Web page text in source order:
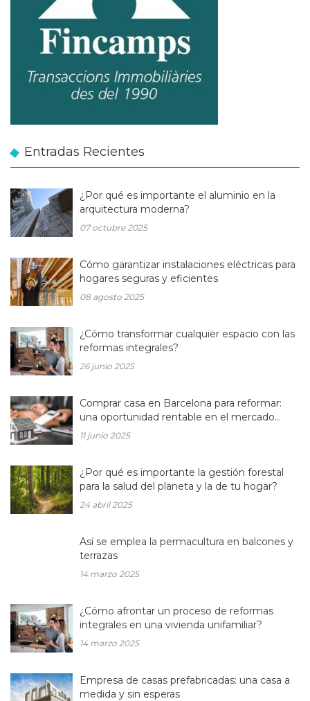
Entradas Recientes
¿Por qué es importante el aluminio en la
arquitectura moderna?
07 octubre 2025
Cómo garantizar instalaciones eléctricas para
hogares seguras y eficientes
08 agosto 2025
¿Cómo transformar cualquier espacio con las
reformas integrales?
26 junio 2025
Comprar casa en Barcelona para reformar:
una oportunidad rentable en el mercado
inmobiliario actual
11 junio 2025
¿Por qué es importante la gestión forestal
para la salud del planeta y la de tu hogar?
24 abril 2025
Así se emplea la permacultura en balcones y
terrazas
14 marzo 2025
¿Cómo afrontar un proceso de reformas
integrales en una vivienda unifamiliar?
14 marzo 2025
Empresa de casas prefabricadas: una casa a
medida y sin esperas